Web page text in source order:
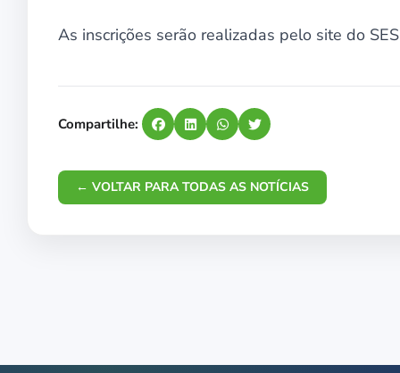
As inscrições serão realizadas pelo site do
Compartilhe:
← VOLTAR PARA TODAS AS NOTÍCIAS